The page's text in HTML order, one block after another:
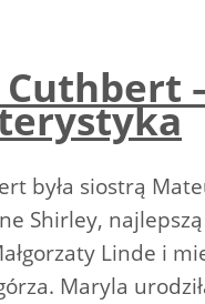
była siostrą
Shirley, najlepszą
Linde i
Maryla